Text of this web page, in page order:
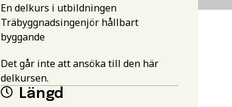
En delkurs i utbildningen
Träbyggnadsingenjör hållbart
byggande
Det går inte att ansöka till den här
delkursen.
Längd